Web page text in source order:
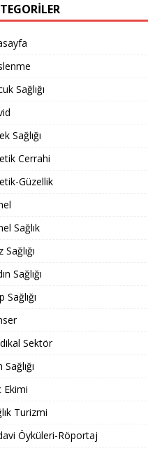
Sağlığı
Sağlığı
Cerrahi
Güzellik
Sağlık
Sağlığı
Sağlığı
Sağlığı
Sektör
Sağlığı
Ekimi
Turizmi
Öyküleri-Röportaj